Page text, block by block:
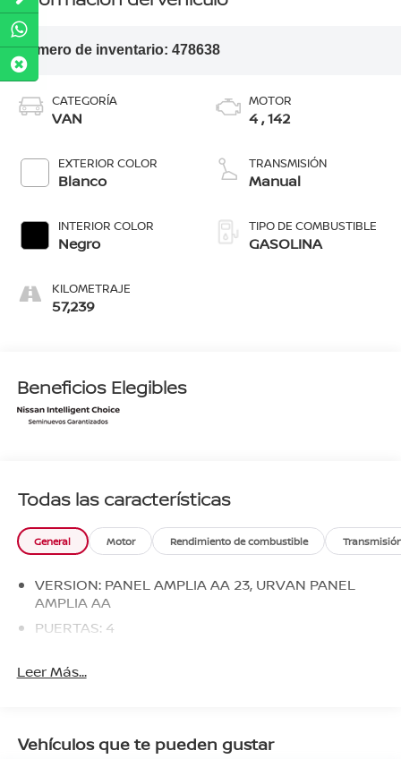
Número de inventario: 478638
CATEGORÍA
VAN
EXTERIOR COLOR
Blanco
INTERIOR COLOR
Negro
KILOMETRAJE
57,239
MOTOR
4 , 142
TRANSMISIÓN
Manual
TIPO DE COMBUSTIBLE
GASOLINA
Beneficios Elegibles
Todas las características
General Motor Rendimiento de combustible
VERSION: PANEL AMPLIA AA 23, URVAN PANEL
AMPLIA AA
PUERTAS: 4
Leer Más...
Vehículos que te pueden gustar